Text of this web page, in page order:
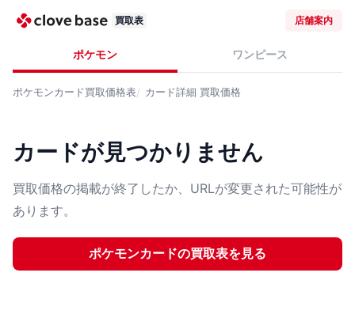
買取表 店舗案内
ポケモン ワンピース
ポケモンカード買取価格表 カード詳細 買取価格
カードが見つかりません
買取価格の掲載が終了したか、URLが変更された可能性が
あります。
ポケモンカードの買取表を見る